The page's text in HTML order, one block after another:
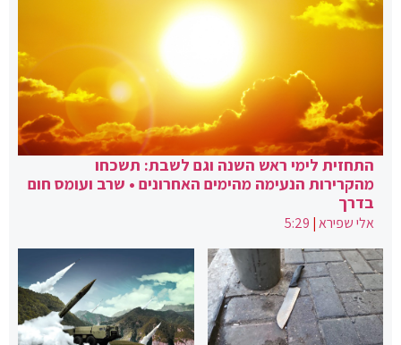
התחזית לימי ראש השנה וגם לשבת: תשכחו
מהקרירות הנעימה מהימים האחרונים • שרב ועומס חום
בדרך
אלי שפירא|
5:29